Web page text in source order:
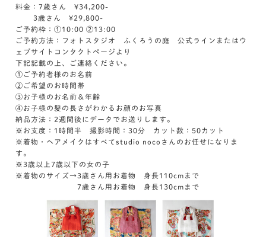
料金：7歳さん ¥34,200-
3歳さん ¥29,800-
ご予約枠：①10:00 ②13:00
ご予約方法：フォトスタジオ ふくろうの庭 公式ラインまたはウ
ェブサイトコンタクトページより
下記記載の上、ご連絡ください。
①ご予約者様のお名前
②ご希望のお時間帯
③お子様のお名前＆年齢
④お子様の髪の長さがわかるお顔のお写真
納品方法：2週間後にデータでお送りします。
※お支度：1時間半 撮影時間：30分 カット数：50カット
※着物・ヘアメイクはすべてstudio nocoさんのお任せになりま
す。
※3歳以上7歳以下の女の子
※着物のサイズ→3歳さん用お着物 身長110cmまで
7歳さん用お着物 身長130cmまで